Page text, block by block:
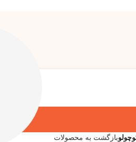
بازگشت به محصولات